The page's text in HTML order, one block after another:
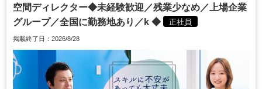
空間ディレクター◆未経験歓迎／残業少なめ／上場企業
グループ／全国に勤務地あり／k ◆
正社員
掲載終了日：2026/8/28